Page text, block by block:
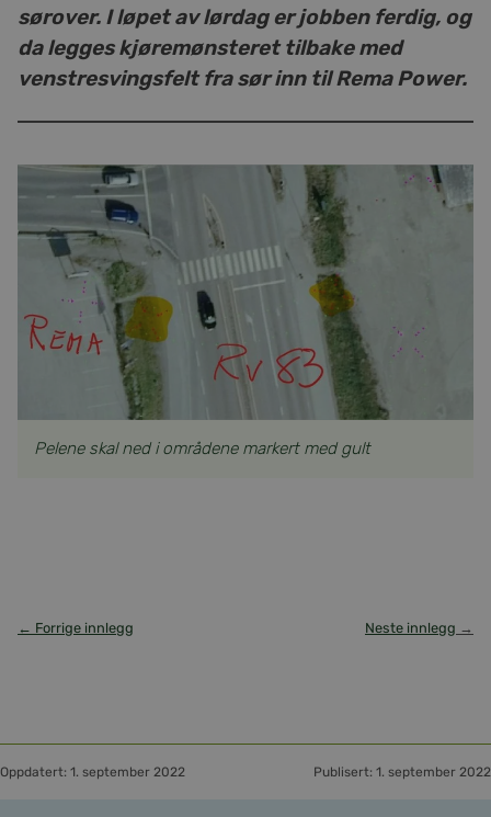
sørover. I løpet av lørdag er jobben ferdig, og
da legges kjøremønsteret tilbake med
venstresvingsfelt fra sør inn til Rema Power.
Pelene skal ned i områdene markert med gult
← Forrige innlegg Neste innlegg →
Oppdatert: 1. september 2022 Publisert: 1. september 2022